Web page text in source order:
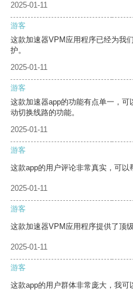
2025-01-11
游客
这款加速器VPM应用程序已经为我
护。
2025-01-11
游客
这款加速器app的功能有点单一，
动切换线路的功能。
2025-01-11
游客
这款app的用户评论非常真实，可以
2025-01-11
游客
这款加速器VPM应用程序提供了顶
2025-01-11
游客
这款app的用户群体非常庞大，我可